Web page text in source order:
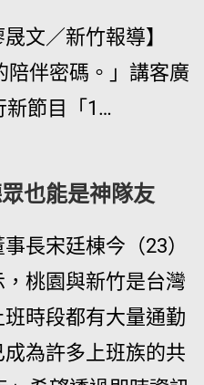
文／新竹報導】
陪伴密碼。」講客廣
新節目「1…
也能是神隊友
長宋廷棟今（23）
桃園與新竹是台灣
時段都有大量通勤
為許多上班族的共